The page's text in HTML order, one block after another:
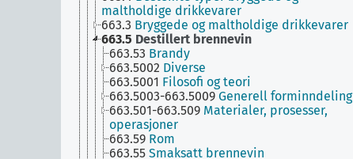
maltholdige drikkevarer
663.3 Bryggede og maltholdige drikkevarer
663.5 Destillert brennevin
663.53 Brandy
663.5002 Diverse
663.5001 Filosofi og teori
663.5003-663.5009 Generell forminndeling
663.501-663.509 Materialer, prosesser,
operasjoner
663.59 Rom
663.55 Smaksatt brennevin